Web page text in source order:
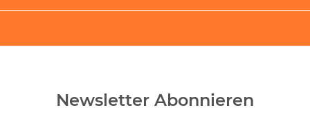
Newsletter Abonnieren